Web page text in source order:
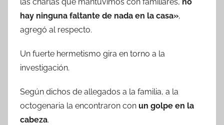
hay ninguna faltante de nada en la casa»,
agregó al respecto.
Un fuerte hermetismo gira en torno a la
investigación.
Según dichos de allegados a la familia, a la
octogenaria la encontraron con un golpe en la
cabeza.